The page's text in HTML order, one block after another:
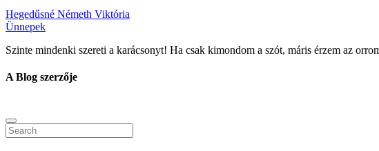
Hegedűsné Németh Viktória
Ünnepek
Szinte mindenki szereti a karácsonyt! Ha csak kimondom a szót, máris érzem az
A Blog szerzője